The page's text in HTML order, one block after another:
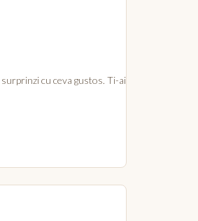
cu ceva gustos. Ti-ai